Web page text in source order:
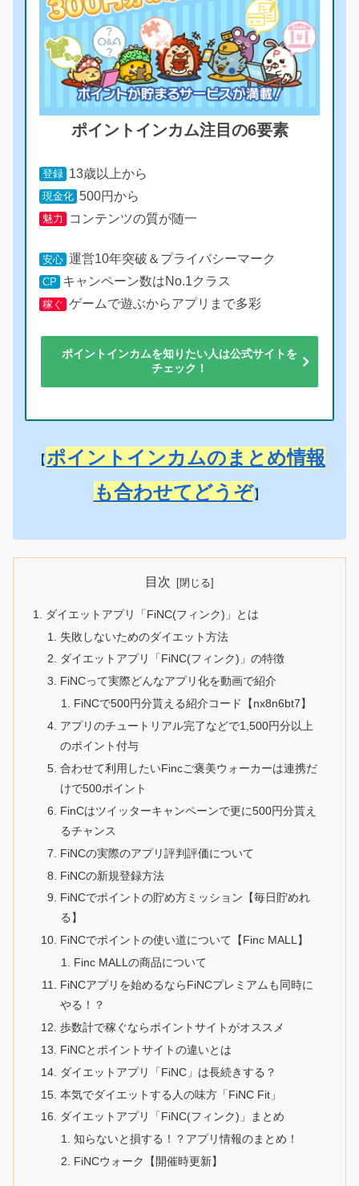
ポイントインカム注目の6要素
登録 13歳以上から
現金化 500円から
魅力 コンテンツの質が随一
安心 運営10年突破＆プライバシーマーク
CP キャンペーン数はNo.1クラス
稼ぐ ゲームで遊ぶからアプリまで多彩
ポイントインカムを知りたい人は公式サイトを
チェック！
【ポイントインカムのまとめ情報
も合わせてどうぞ 】
目次
ダイエットアプリ「FiNC(フィンク)」とは
失敗しないためのダイエット方法
ダイエットアプリ「FiNC(フィンク)」の特徴
FiNCって実際どんなアプリ化を動画で紹介
FiNCで500円分貰える紹介コード【nx8n6bt7】
アプリのチュートリアル完了などで1,500円分以上
のポイント付与
合わせて利用したいFincご褒美ウォーカーは連携だ
けで500ポイント
FinCはツイッターキャンペーンで更に500円分貰え
るチャンス
FiNCの実際のアプリ評判評価について
FiNCの新規登録方法
FiNCでポイントの貯め方ミッション【毎日貯めれ
る】
FiNCでポイントの使い道について【Finc MALL】
Finc MALLの商品について
FiNCアプリを始めるならFiNCプレミアムも同時に
やる！？
歩数計で稼ぐならポイントサイトがオススメ
FiNCとポイントサイトの違いとは
ダイエットアプリ「FiNC」は長続きする？
本気でダイエットする人の味方「FiNC Fit」
ダイエットアプリ「FiNC(フィンク)」まとめ
知らないと損する！？アプリ情報のまとめ！
FiNCウォーク【開催時更新】